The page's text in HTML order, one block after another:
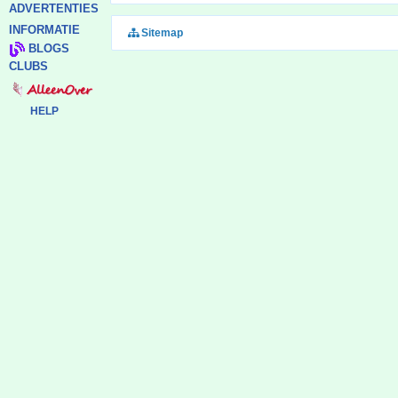
ADVERTENTIES
INFORMATIE
BLOGS
CLUBS
HELP
Sitemap